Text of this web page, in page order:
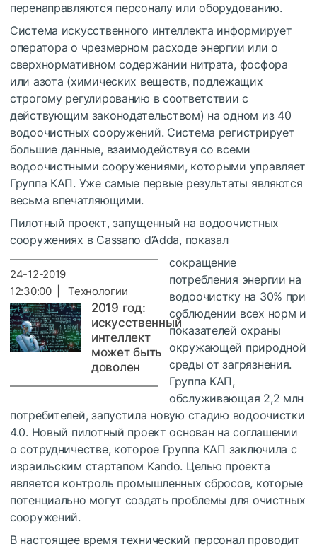
перенаправляются персоналу или оборудованию.
Система искусственного интеллекта информирует
оператора о чрезмерном расходе энергии или о
сверхнормативном содержании нитрата, фосфора
или азота (химических веществ, подлежащих
строгому регулированию в соответствии с
действующим законодательством) на одном из 40
водоочистных сооружений. Система регистрирует
большие данные, взаимодействуя со всеми
водоочистными сооружениями, которыми управляет
Группа КАП. Уже самые первые результаты являются
весьма впечатляющими.
Пилотный проект, запущенный на водоочистных
сооружениях в Cassano d’Adda, показал
24-12-2019
12:30:00 | Технологии
2019 год:
искусственный
интеллект
может быть
доволен
сокращение
потребления энергии на
водоочистку на 30% при
соблюдении всех норм и
показателей охраны
окружающей природной
среды от загрязнения.
Группа КАП,
обслуживающая 2,2 млн
потребителей, запустила новую стадию водоочистки
4.0. Новый пилотный проект основан на соглашении
о сотрудничестве, которое Группа КАП заключила с
израильским стартапом Kando. Целью проекта
является контроль промышленных сбросов, которые
потенциально могут создать проблемы для очистных
сооружений.
В настоящее время технический персонал проводит